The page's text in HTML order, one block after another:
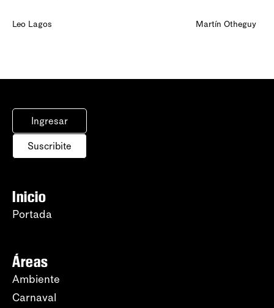
Leo Lagos Martín Otheguy
Ingresar
Suscribite
Inicio
Portada
Áreas
Ambiente
Carnaval